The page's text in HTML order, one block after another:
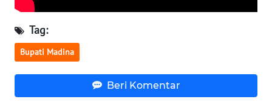
Tag:
Bupati Madina
Beri Komentar
WN
KALTARA
WN